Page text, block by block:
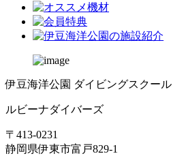
伊豆海洋公園 ダイビングスクール
ルビーナダイバーズ
〒413-0231
静岡県伊東市富戸829-1